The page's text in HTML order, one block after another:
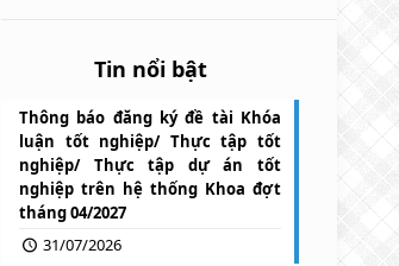
Tin nổi bật
Thông báo đăng ký đề tài Khóa
luận tốt nghiệp/ Thực tập tốt
nghiệp/ Thực tập dự án tốt
nghiệp trên hệ thống Khoa đợt
tháng 04/2027
31/07/2026